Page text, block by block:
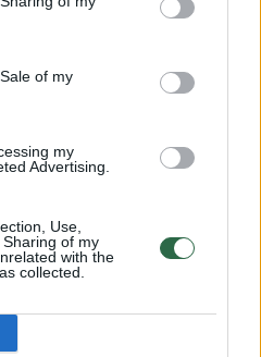
of my
my
Advertising.
Use,
of my
with the
collected.
su patyrusiais gidais
du panėrimai
pietūs.